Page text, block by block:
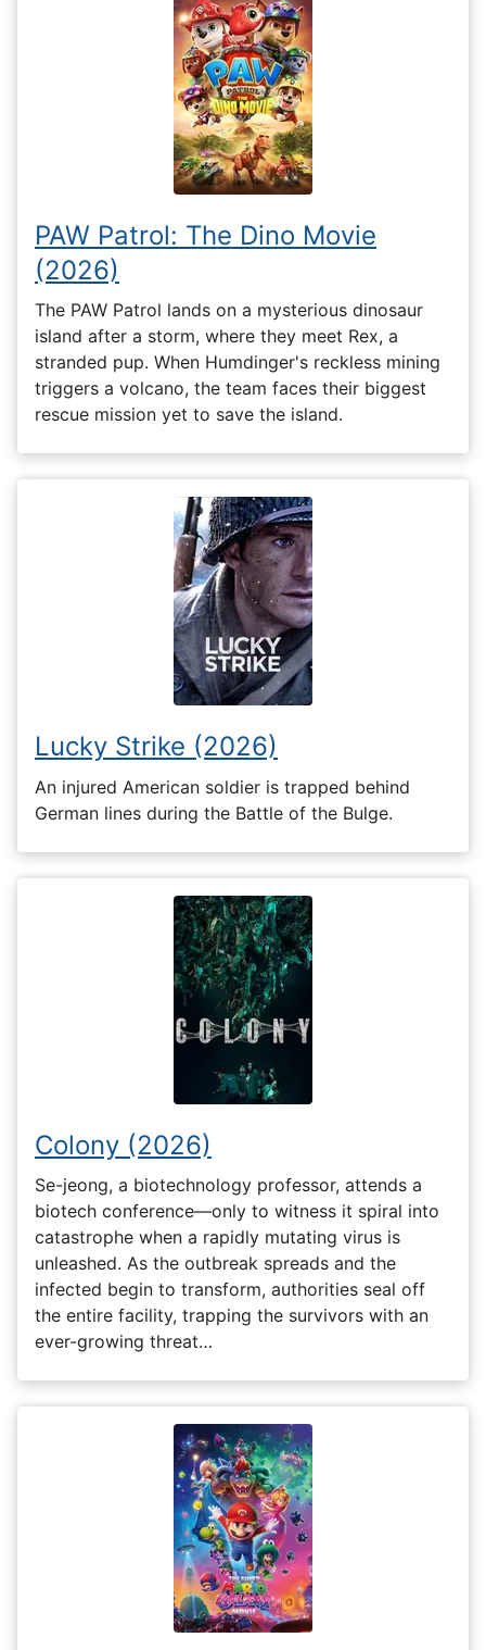
PAW Patrol: The Dino Movie
(2026)
The PAW Patrol lands on a mysterious dinosaur
island after a storm, where they meet Rex, a
stranded pup. When Humdinger's reckless mining
triggers a volcano, the team faces their biggest
rescue mission yet to save the island.
Lucky Strike (2026)
An injured American soldier is trapped behind
German lines during the Battle of the Bulge.
Colony (2026)
Se-jeong, a biotechnology professor, attends a
biotech conference—only to witness it spiral into
catastrophe when a rapidly mutating virus is
unleashed. As the outbreak spreads and the
infected begin to transform, authorities seal off
the entire facility, trapping the survivors with an
ever-growing threat…